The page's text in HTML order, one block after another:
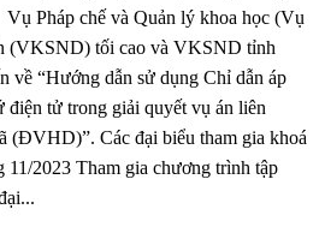
Vụ Pháp chế và Quản lý khoa học (Vụ
(VKSND) tối cao và VKSND tỉnh
về “Hướng dẫn sử dụng Chỉ dẫn áp
điện tử trong giải quyết vụ án liên
(ĐVHD)”. Các đại biểu tham gia khoá
11/2023 Tham gia chương trình tập